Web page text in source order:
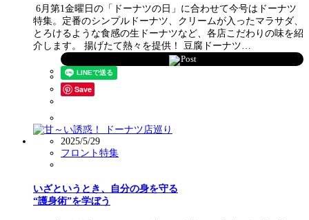
6月第1金曜日の「ドーナツの日」に合わせて今号はドーナツ
特集。定番のシンプルドーナツ、クリームが入ったマラサダ、
とろけるような食感の生ドーナツなど、各店こだわりの味を紹
介します。 揚げたて熱々を提供！ 豆腐ドーナツ…
Post
Save
2025/5/29
フロント特集
いざというとき、自分の身を守る
“護身術”を学ぼう